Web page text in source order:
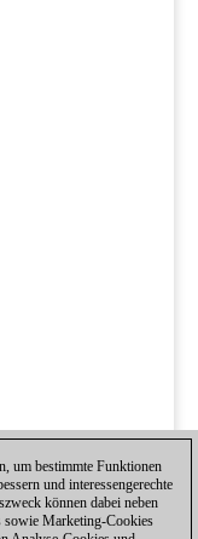
um bestimmte Funktionen
und interessengerechte
können dabei neben
sowie Marketing-Cookies